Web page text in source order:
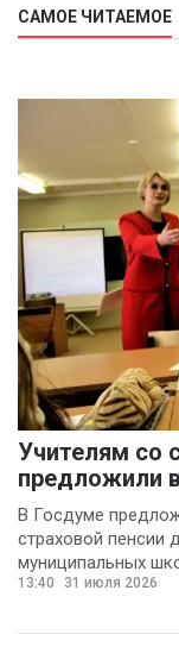
САМОЕ ЧИТАЕМОЕ
Учителям со
предложили
В Госдуме
страховой пенсии
муниципальных
13:40 31 июля 2026